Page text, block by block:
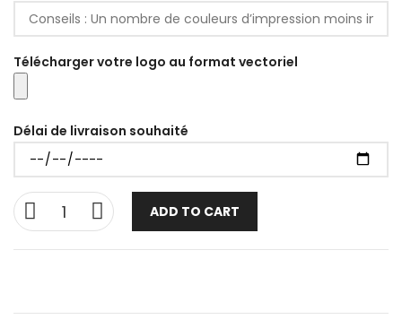
Télécharger votre logo au format vectoriel
Délai de livraison souhaité
ADD TO CART